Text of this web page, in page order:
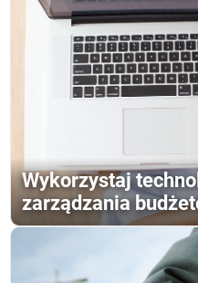
Wykorzystaj
zarządzania